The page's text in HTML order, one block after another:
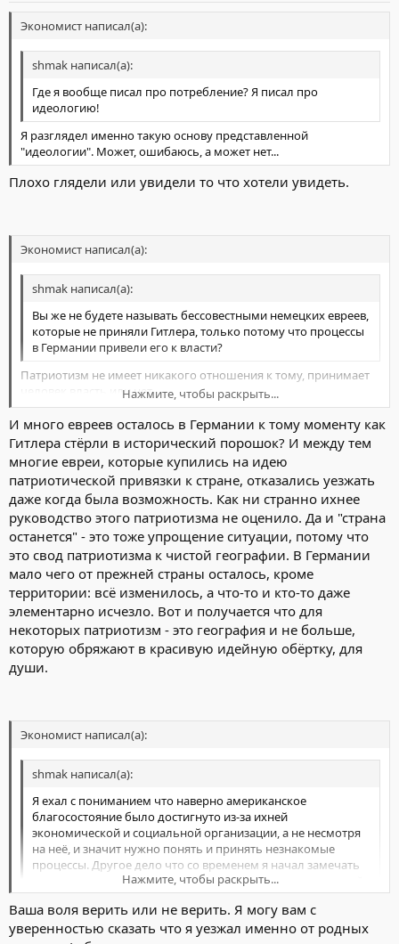
Экономист написал(а):
shmak написал(а):
Где я вообще писал про потребление? Я писал про
идеологию!
Я разглядел именно такую основу представленной
"идеологии". Может, ошибаюсь, а может нет...
Плохо глядели или увидели то что хотели увидеть.
Экономист написал(а):
shmak написал(а):
Вы же не будете называть бессовестными немецких евреев,
которые не приняли Гитлера, только потому что процессы
в Германии привели его к власти?
Нажмите, чтобы раскрыть...
Патриотизм не имеет никакого отношения к тому, принимает
человек власть или нет.
Я, к примеру, не в восторге от тех личностей, которые сегодня
руководят Россией. Но их время уйдёт. Сотрётся в
историческую пыль. Мало ли у нас тут было всяких? Они уйдут,
а страна останется. И какой бы она ни была, уверен, я никогда
не останусь равнодушным к нашей стране... Вопрос, впрочем,
действительно очень непростой. Не хотелось бы его вот так
взять и грубо упростить.
Нажмите, чтобы раскрыть...
И много евреев осталось в Германии к тому моменту как
Гитлера стёрли в исторический порошок? И между тем
многие евреи, которые купились на идею
патриотической привязки к стране, отказались уезжать
даже когда была возможность. Как ни странно ихнее
руководство этого патриотизма не оценило. Да и "страна
останется" - это тоже упрощение ситуации, потому что
это свод патриотизма к чистой географии. В Германии
мало чего от прежней страны осталось, кроме
территории: всё изменилось, а что-то и кто-то даже
элементарно исчезло. Вот и получается что для
некоторых патриотизм - это география и не больше,
которую обряжают в красивую идейную обёртку, для
души.
Экономист написал(а):
shmak написал(а):
Я ехал с пониманием что наверно американское
благосостояние было достигнуто из-за ихней
экономической и социальной организации, а не несмотря
на неё, и значит нужно понять и принять незнакомые
процессы. Другое дело что со временем я начал замечать
что процессы внутри страны уводят её от первоначальной
американской идеалогии в сторону идеалогий других
гибнущих империй. Если страна предаёт свои идеалы, за
которыми я ехал, и хочет пойти "своим путём", то я, как
Нажмите, чтобы раскрыть...
Нажмите, чтобы раскрыть...
Ваша воля верить или не верить. Я могу вам с
уверенностью сказать что я уезжал именно от родных